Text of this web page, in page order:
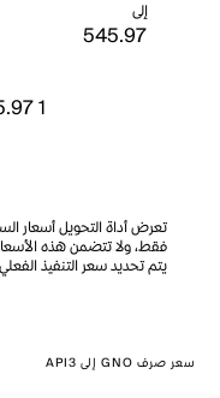
إلى
1
تعرض أداة التحويل أسعار
فقط، ولا تتضمن هذه الأسعار
يتم تحديد سعر التنفيذ
سعر صرف GNO إلى API3